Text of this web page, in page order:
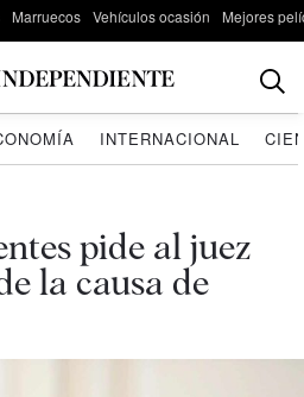
Marruecos Vehículos ocasión Mejores
INTERNACIONAL
pide al juez
la causa de